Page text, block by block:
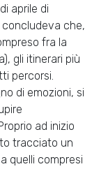
aprile di
concludeva che,
fra la
gli itinerari più
percorsi.
di emozioni, si
ad inizio
tracciato un
quelli compresi